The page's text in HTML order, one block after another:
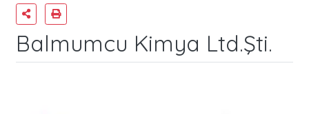
Balmumcu Kimya Ltd.Şti.